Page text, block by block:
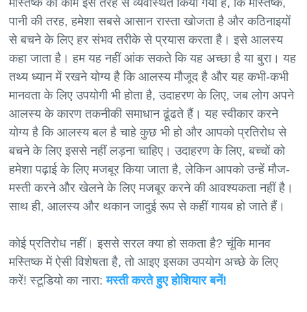
मस्तिष्क का काम इस तरह से व्यवस्थित किया गया है, कि मस्तिष्क,
पानी की तरह, हमेशा सबसे आसान रास्ता खोजता है और कठिनाइयों
से बचने के लिए हर संभव तरीके से प्रयास करता है। इसे आलस्य
कहा जाता है। हम यह नहीं आंक सकते कि यह अच्छा है या बुरा। यह
तथ्य ध्यान में रखने योग्य है कि आलस्य मौजूद है और यह कभी-कभी
मानवता के लिए उपयोगी भी होता है, उदाहरण के लिए, जब लोग अपने
आलस्य के कारण तकनीकी समाधान ढूंढते हैं। यह स्वीकार करने
योग्य है कि आलस्य बल है चाहे कुछ भी हो और आपको प्रतिरोध से
बचने के लिए इससे नहीं लड़ना चाहिए। उदाहरण के लिए, बच्चों को
हमेशा पढ़ाई के लिए मजबूर किया जाता है, लेकिन आपको उन्हें मौज-
मस्ती करने और खेलने के लिए मजबूर करने की आवश्यकता नहीं है।
साथ ही, आलस्य और थकान जादुई रूप से कहीं गायब हो जाते हैं।
कोई प्रतिरोध नहीं। इससे सरल क्या हो सकता है? चूंकि मानव
मस्तिष्क में ऐसी विशेषता है, तो आइए इसका उपयोग अच्छे के लिए
करें! स्टूडियो का नारा:मस्ती करते हुए होशियार बनें!